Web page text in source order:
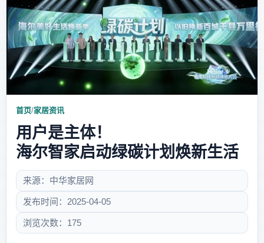
时尚饰家 装修设计
家具知识 家居文化
首页/家居资讯
用户是主体！
海尔智家启动绿碳计划焕新生活
来源：中华家居网
发布时间：2025-04-05
浏览次数：175